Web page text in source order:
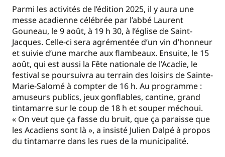
Parmi les activités de l’édition 2025, il y aura une
messe acadienne célébrée par l’abbé Laurent
Gouneau, le 9 août, à 19 h 30, à l’église de Saint-
Jacques. Celle-ci sera agrémentée d’un vin d’honneur
et suivie d’une marche aux flambeaux. Ensuite, le 15
août, qui est aussi la Fête nationale de l’Acadie, le
festival se poursuivra au terrain des loisirs de Sainte-
Marie-Salomé à compter de 16 h. Au programme :
amuseurs publics, jeux gonflables, cantine, grand
tintamarre sur le coup de 18 h et souper méchoui.
« On veut que ça fasse du bruit, que ça paraisse que
les Acadiens sont là », a insisté Julien Dalpé à propos
du tintamarre dans les rues de la municipalité.